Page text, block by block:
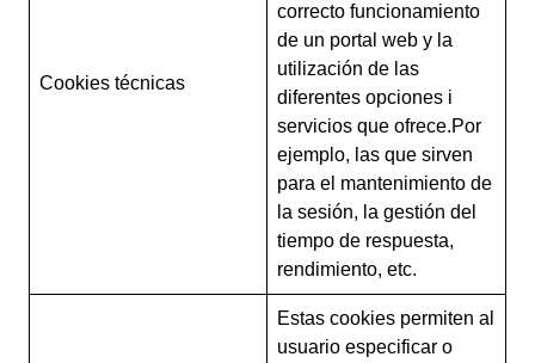
Cookies técnicas
correcto funcionamiento
de un portal web y la
utilización de las
diferentes opciones i
servicios que ofrece.Por
ejemplo, las que sirven
para el mantenimiento de
la sesión, la gestión del
tiempo de respuesta,
rendimiento, etc.
Estas cookies permiten al
usuario especificar o